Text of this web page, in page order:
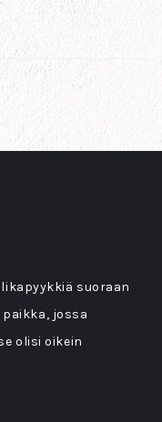
suoraan
jossa
olisi oikein